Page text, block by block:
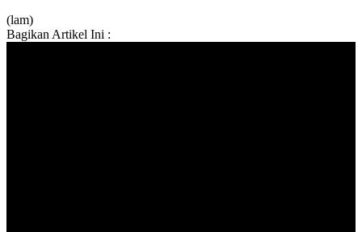
(lam)
Bagikan Artikel Ini :